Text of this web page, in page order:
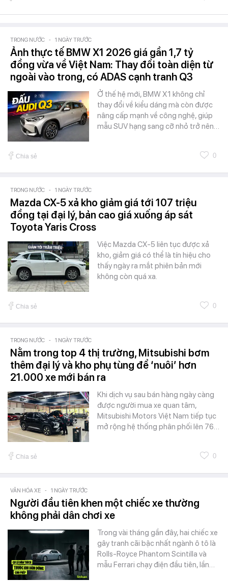
TRONG NƯỚC - 1 NGÀY TRƯỚC
Ảnh thực tế BMW X1 2026 giá gần 1,7 tỷ
đồng vừa về Việt Nam: Thay đổi toàn diện từ
ngoài vào trong, có ADAS cạnh tranh Q3
Ở thế hệ mới, BMW X1 không chỉ
thay đổi về kiểu dáng mà còn được
nâng cấp mạnh về công nghệ, giúp
mẫu SUV hạng sang cỡ nhỏ trở nên…
Chia sẻ 0
TRONG NƯỚC - 1 NGÀY TRƯỚC
Mazda CX-5 xả kho giảm giá tới 107 triệu
đồng tại đại lý, bản cao giá xuống áp sát
Toyota Yaris Cross
Việc Mazda CX-5 liên tục được xả
kho, giảm giá có thể là tín hiệu cho
thấy ngày ra mắt phiên bản mới
không còn quá xa.
Chia sẻ 0
TRONG NƯỚC - 1 NGÀY TRƯỚC
Nằm trong top 4 thị trường, Mitsubishi bơm
thêm đại lý và kho phụ tùng để ‘nuôi’ hơn
21.000 xe mới bán ra
Khi dịch vụ sau bán hàng ngày càng
được người mua xe quan tâm,
Mitsubishi Motors Việt Nam tiếp tục
mở rộng hệ thống phân phối lên 76…
Chia sẻ 0
VĂN HÓA XE - 1 NGÀY TRƯỚC
Người đầu tiên khen một chiếc xe thường
không phải dân chơi xe
Trong vài tháng gần đây, hai chiếc xe
gây tranh cãi bậc nhất ngành ô tô là
Rolls-Royce Phantom Scintilla và
mẫu Ferrari chạy điện đầu tiên, lần…